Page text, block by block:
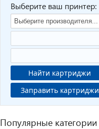
Выберите ваш принтер:
Найти картриджи
Заправить картриджи
Популярные категории